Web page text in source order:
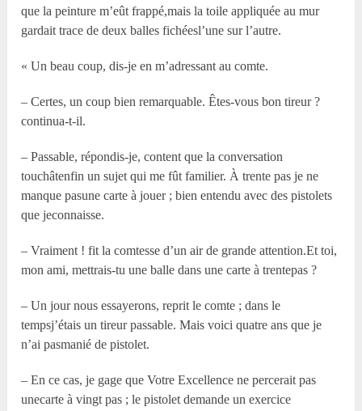
que la peinture m’eût frappé,mais la toile appliquée au mur
gardait trace de deux balles fichéesl’une sur l’autre.
« Un beau coup, dis-je en m’adressant au comte.
– Certes, un coup bien remarquable. Êtes-vous bon tireur ?
continua-t-il.
– Passable, répondis-je, content que la conversation
touchâtenfin un sujet qui me fût familier. À trente pas je ne
manque pasune carte à jouer ; bien entendu avec des pistolets
que jeconnaisse.
– Vraiment ! fit la comtesse d’un air de grande attention.Et toi,
mon ami, mettrais-tu une balle dans une carte à trentepas ?
– Un jour nous essayerons, reprit le comte ; dans le
tempsj’étais un tireur passable. Mais voici quatre ans que je
n’ai pasmanié de pistolet.
– En ce cas, je gage que Votre Excellence ne percerait pas
unecarte à vingt pas ; le pistolet demande un exercice